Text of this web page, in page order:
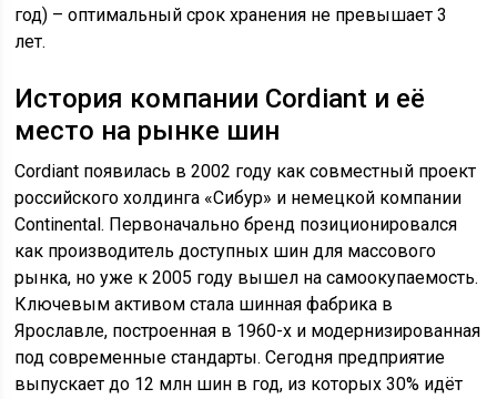
год) – оптимальный срок хранения не превышает 3
лет.
История компании Cordiant и её
место на рынке шин
Cordiant появилась в 2002 году как совместный проект
российского холдинга «Сибур» и немецкой компании
Continental. Первоначально бренд позиционировался
как производитель доступных шин для массового
рынка, но уже к 2005 году вышел на самоокупаемость.
Ключевым активом стала шинная фабрика в
Ярославле, построенная в 1960-х и модернизированная
под современные стандарты. Сегодня предприятие
выпускает до 12 млн шин в год, из которых 30% идёт